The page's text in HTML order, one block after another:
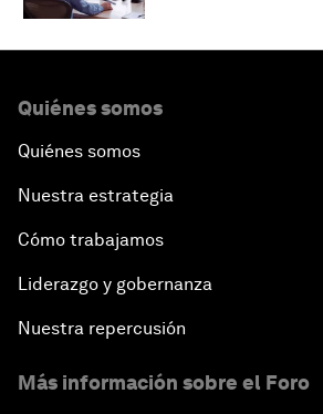
Quiénes somos
Quiénes somos
Nuestra estrategia
Cómo trabajamos
Liderazgo y gobernanza
Nuestra repercusión
Más información sobre el Foro